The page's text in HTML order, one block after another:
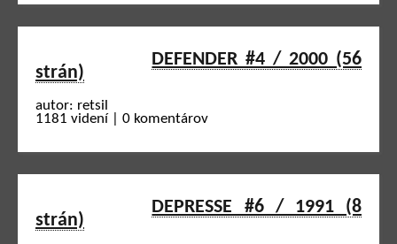
DEFENDER #4 / 2000 (56
strán)
autor: retsil
1181 videní | 0 komentárov
DEPRESSE #6 / 1991 (8
strán)